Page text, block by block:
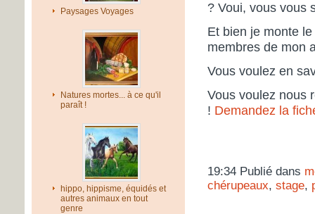
Paysages Voyages
Natures mortes... à ce qu'il
paraît !
hippo, hippisme, équidés et
autres animaux en tout
genre
? Voui, vous vous
Et bien je monte
membres de mon
Vous voulez en
Vous voulez nous
! Demandez la
19:34 Publié dans
chérupeaux, stage,